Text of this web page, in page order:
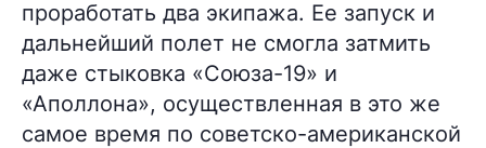
проработать два экипажа. Ее запуск и
дальнейший полет не смогла затмить
даже стыковка «Союза-19» и
«Аполлона», осуществленная в это же
самое время по советско-американской